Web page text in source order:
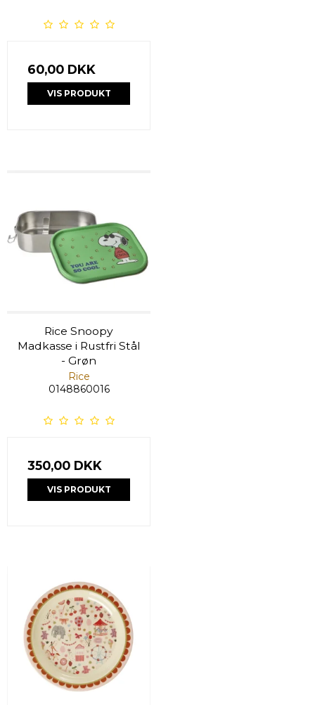
60,00 DKK
VIS PRODUKT
Rice Snoopy
Madkasse i Rustfri Stål
- Grøn
Rice
0148860016
350,00 DKK
VIS PRODUKT